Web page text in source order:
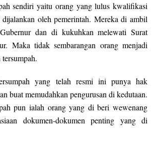
sendiri yaitu orang yang lulus kwalifikasi
dijalankan oleh pemerintah. Mereka di ambil
dan di kukuhkan melewati Surat
Maka tidak sembarangan orang menjadi
yang telah resmi ini punya hak
buat memudahkan pengurusan di kedutaan.
pun ialah orang yang di beri wewenang
dokumen-dokumen penting yang di